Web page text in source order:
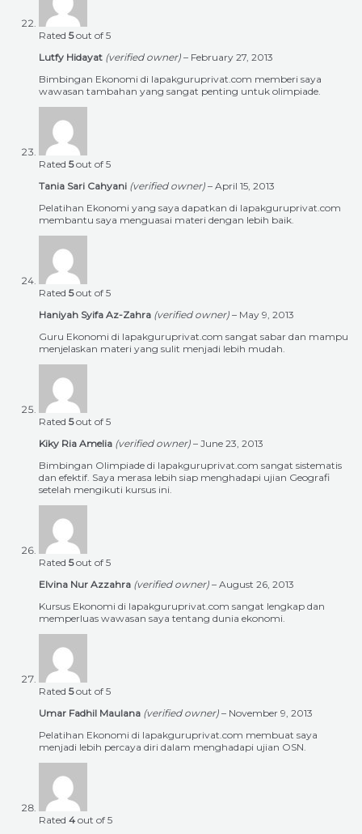
Rated 5out of 5
Lutfy Hidayat (verified owner) – February 27, 2013
Bimbingan Ekonomi di lapakguruprivat.com memberi saya
wawasan tambahan yang sangat penting untuk olimpiade.
Rated 5out of 5
Tania Sari Cahyani (verified owner) – April 15, 2013
Pelatihan Ekonomi yang saya dapatkan di lapakguruprivat.com
membantu saya menguasai materi dengan lebih baik.
Rated 5out of 5
Haniyah Syifa Az-Zahra (verified owner) – May 9, 2013
Guru Ekonomi di lapakguruprivat.com sangat sabar dan mampu
menjelaskan materi yang sulit menjadi lebih mudah.
Rated 5out of 5
Kiky Ria Amelia (verified owner) – June 23, 2013
Bimbingan Olimpiade di lapakguruprivat.com sangat sistematis
dan efektif. Saya merasa lebih siap menghadapi ujian Geografi
setelah mengikuti kursus ini.
Rated 5out of 5
Elvina Nur Azzahra (verified owner) – August 26, 2013
Kursus Ekonomi di lapakguruprivat.com sangat lengkap dan
memperluas wawasan saya tentang dunia ekonomi.
Rated 5out of 5
Umar Fadhil Maulana (verified owner) – November 9, 2013
Pelatihan Ekonomi di lapakguruprivat.com membuat saya
menjadi lebih percaya diri dalam menghadapi ujian OSN.
Rated 4 out of 5